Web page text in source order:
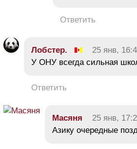
Ответить
Лобстер. 25 янв,
У ОНУ всегда сильная
Ответить
Масяня 25 янв,
Азику очередные